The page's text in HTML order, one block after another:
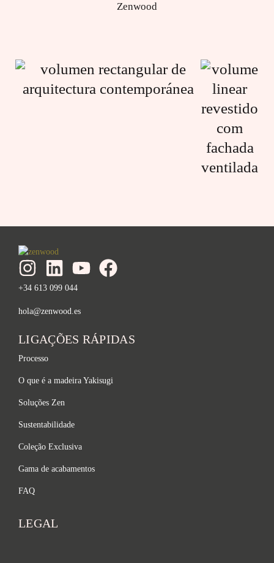
Zenwood
+34 613 099 044
hola@zenwood.es
LIGAÇÕES RÁPIDAS
Processo
O que é a madeira Yakisugi
Soluções Zen
Sustentabilidade
Coleção Exclusiva
Gama de acabamentos
FAQ
LEGAL